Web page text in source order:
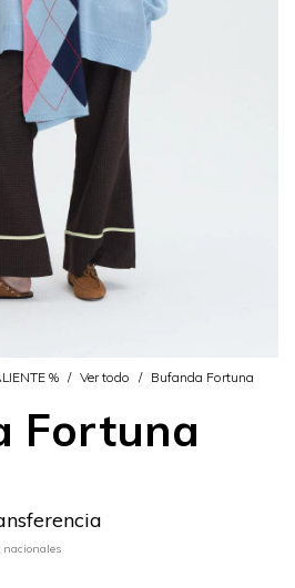
% / Ver todo / Bufanda Fortuna
Fortuna
nacionales